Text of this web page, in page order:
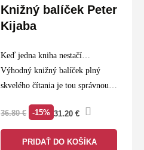
Knižný balíček Peter
Kijaba
Keď jedna kniha nestačí…
Výhodný knižný balíček plný
skvelého čítania je tou správnou
36.80€ -15% 31.20 €
PRIDAŤ DO KOŠÍKA